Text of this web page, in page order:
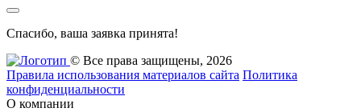
Спасибо, ваша заявка принята!
© Все права защищены, 2026
Правила использования материалов сайта Политика
конфиденциальности
О компании